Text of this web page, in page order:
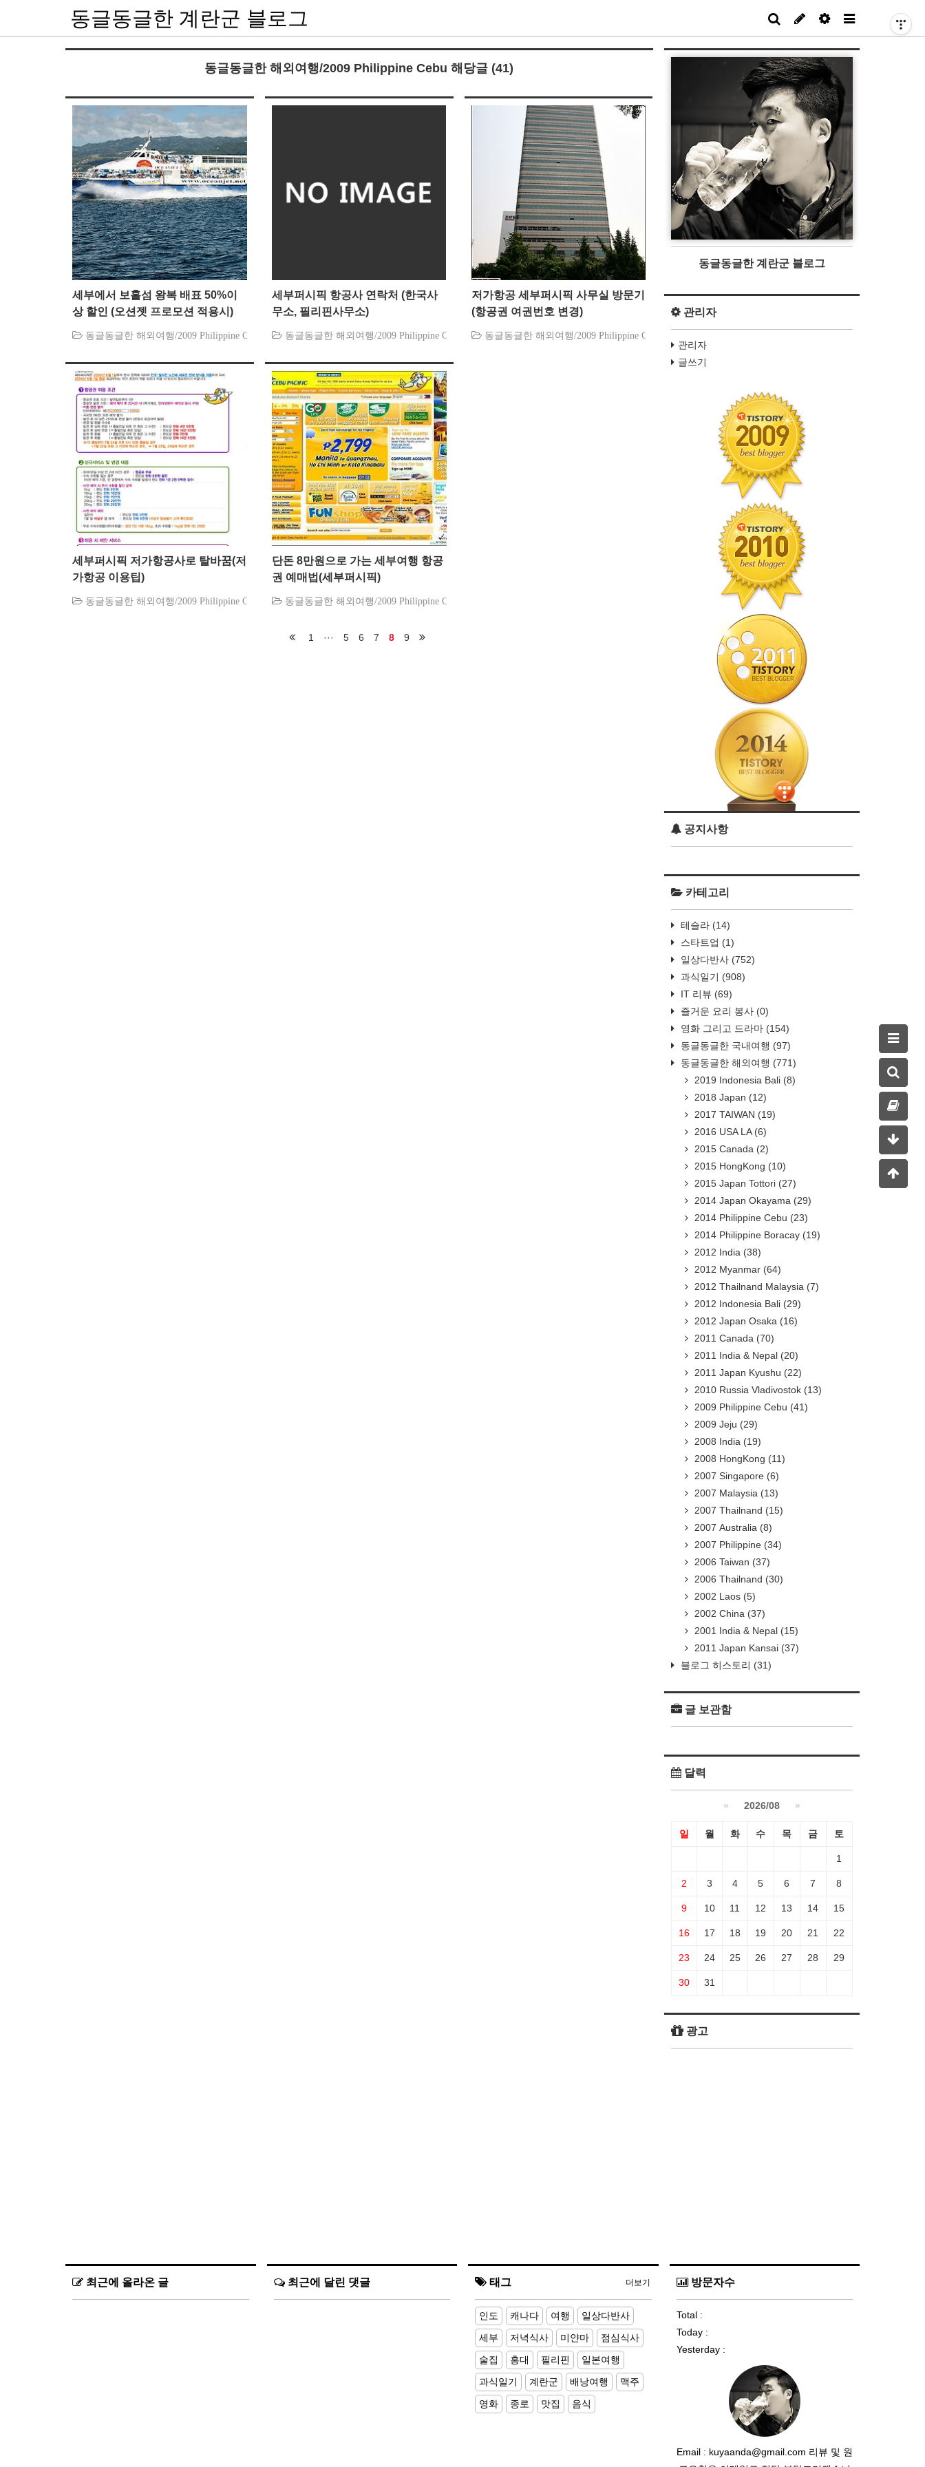
동글동글한 계란군 블로그
동글동글한 해외여행/2009 Philippine Cebu 해당글 (41)
세부에서 보홀섬 왕복 배표 50%이
상 할인 (오션젯 프로모션 적용시)
동글동글한 해외여행/2009 Philippine Cebu
세부퍼시픽 항공사 연락처 (한국사
무소, 필리핀사무소)
동글동글한 해외여행/2009 Philippine Cebu
저가항공 세부퍼시픽 사무실 방문기
(항공권 여권번호 변경)
동글동글한 해외여행/2009 Philippine Cebu
세부퍼시픽 저가항공사로 탈바꿈(저
가항공 이용팁)
동글동글한 해외여행/2009 Philippine Cebu
단돈 8만원으로 가는 세부여행 항공
권 예매법(세부퍼시픽)
동글동글한 해외여행/2009 Philippine Cebu
1 ··· 5 6 7 8 9
동글동글한 계란군 블로그
관리자
관리자
글쓰기
공지사항
카테고리
테슬라 (14)
스타트업 (1)
일상다반사 (752)
과식일기 (908)
IT 리뷰 (69)
즐거운 요리 봉사 (0)
영화 그리고 드라마 (154)
동글동글한 국내여행 (97)
동글동글한 해외여행 (771)
2019 Indonesia Bali (8)
2018 Japan (12)
2017 TAIWAN (19)
2016 USA LA (6)
2015 Canada (2)
2015 HongKong (10)
2015 Japan Tottori (27)
2014 Japan Okayama (29)
2014 Philippine Cebu (23)
2014 Philippine Boracay (19)
2012 India (38)
2012 Myanmar (64)
2012 Thailnand Malaysia (7)
2012 Indonesia Bali (29)
2012 Japan Osaka (16)
2011 Canada (70)
2011 India & Nepal (20)
2011 Japan Kyushu (22)
2010 Russia Vladivostok (13)
2009 Philippine Cebu (41)
2009 Jeju (29)
2008 India (19)
2008 HongKong (11)
2007 Singapore (6)
2007 Malaysia (13)
2007 Thailnand (15)
2007 Australia (8)
2007 Philippine (34)
2006 Taiwan (37)
2006 Thailnand (30)
2002 Laos (5)
2002 China (37)
2001 India & Nepal (15)
2011 Japan Kansai (37)
블로그 히스토리 (31)
글 보관함
달력
« 2026/08 »
일 월 화 수 목 금 토
1
2 3 4 5 6 7 8
9 10 11 12 13 14 15
16 17 18 19 20 21 22
23 24 25 26 27 28 29
30 31
광고
최근에 올라온 글 최근에 달린 댓글 태그
인도 캐나다 여행
일상다반사
세부
저녁식사 미얀마
점심식사
술집
홍대 필리핀
일본여행
과식일기
계란군 배낭여행
맥주
영화
종로 맛집 음식
더보기 방문자수
Total :
Today :
Yesterday :
Email : kuyaanda@gmail.com 리뷰 및 원